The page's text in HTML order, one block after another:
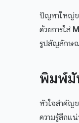
ปัญหาใหญ่ข
ด้วยการใส่
รูปสัญลักษณ์
พิมพ์มั
หัวใจสำคัญ
ความรู้สึกแ